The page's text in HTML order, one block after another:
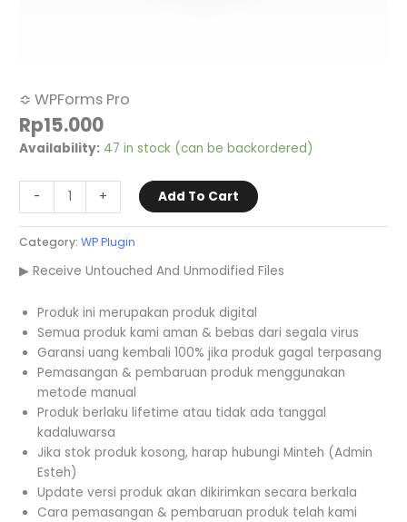
≎ WPForms Pro
Rp15.000
Availability: 47 in stock (can be backordered)
- + Add To Cart
Category:WP Plugin
▶ Receive Untouched And Unmodified Files
Produk ini merupakan produk digital
Semua produk kami aman & bebas dari segala virus
Garansi uang kembali 100% jika produk gagal terpasang
Pemasangan & pembaruan produk menggunakan
metode manual
Produk berlaku lifetime atau tidak ada tanggal
kadaluwarsa
Jika stok produk kosong, harap hubungi Minteh (Admin
Esteh)
Update versi produk akan dikirimkan secara berkala
Cara pemasangan & pembaruan produk telah kami